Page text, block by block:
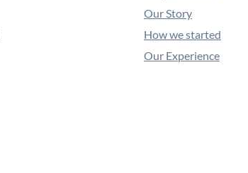
Our Story
How we started
Our Experience